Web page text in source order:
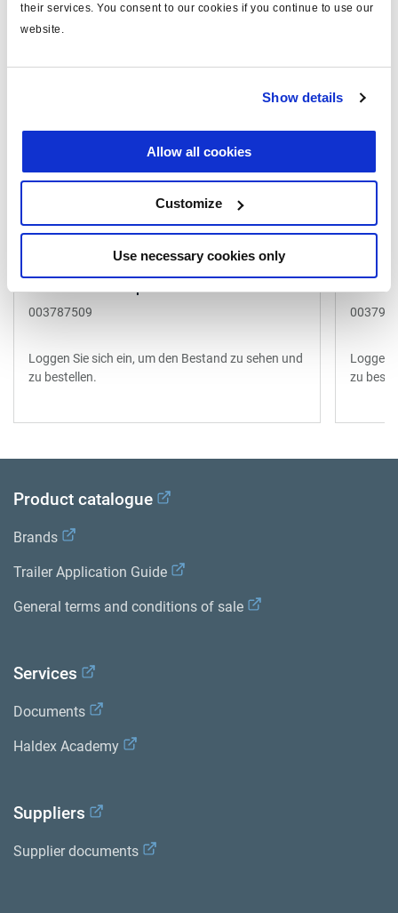
their services. You consent to our cookies if you continue to use our
website.
Show details
Allow all cookies
Customize
Use necessary cookies only
Ähnliche Produkte
Ersatzteile & Reparatursätze
003787509
Loggen Sie sich ein, um den Bestand zu sehen und
zu bestellen.
Loggen
zu
Product catalogue
Brands
Trailer Application Guide
General terms and conditions of sale
Services
Documents
Haldex Academy
Suppliers
Supplier documents